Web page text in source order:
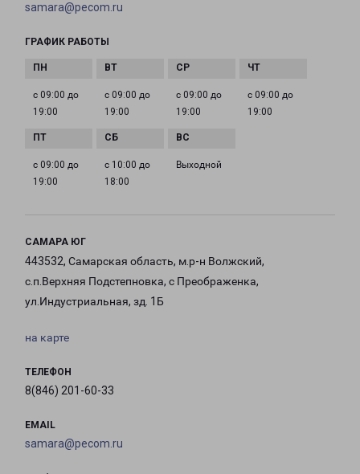
samara@pecom.ru
ГРАФИК РАБОТЫ
с 09:00 до
19:00
с 09:00 до
19:00
с 09:00 до
19:00
с 09:00 до
19:00
с 09:00 до
19:00
с 10:00 до
18:00
Выходной
САМАРА ЮГ
443532, Самарская область, м.р-н Волжский,
с.п.Верхняя Подстепновка, с Преображенка,
ул.Индустриальная, зд. 1Б
на карте
ТЕЛЕФОН
8(846) 201-60-33
EMAIL
samara@pecom.ru